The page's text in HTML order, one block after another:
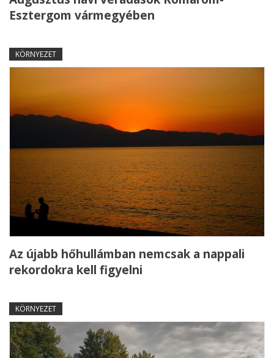
Esztergom vármegyében
KÖRNYEZET
Az újabb hőhullámban nemcsak a nappali
rekordokra kell figyelni
KÖRNYEZET